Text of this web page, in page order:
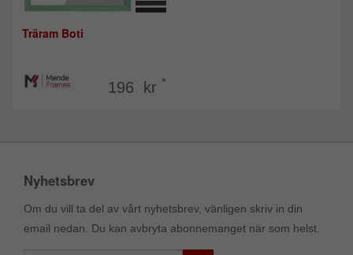
Träram Boti
196 kr *
Nyhetsbrev
Om du vill ta del av vårt nyhetsbrev, vänligen skriv in din
email nedan. Du kan avbryta abonnemanget när som helst.